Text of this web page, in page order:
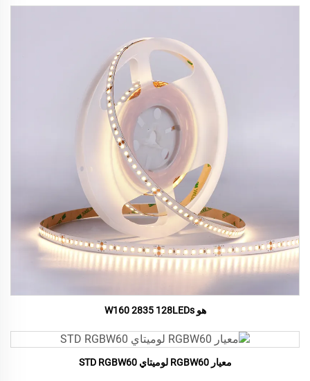
هو W160 2835 128LEDs
معيار RGBW60 لوميتاي STD RGBW60